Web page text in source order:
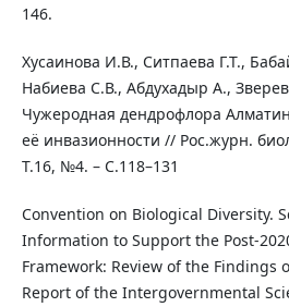
146.
Хусаинова И.В., Ситпаева Г.Т.,
Набиева С.В., Абдухадыр А.,
Чужеродная дендрофлора
её инвазионности // Рос.журн.
Т.16, №4. – С.118–131
Convention on Biological Diversity.
Information to Support the Post-
Framework: Review of the Findings
Report of the Intergovernmental